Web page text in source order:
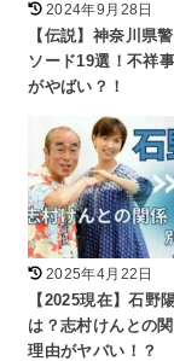
2024年9月28日
【伝説】神奈川県
ソード19選！不祥
がやばい？！
2025年4月22日
【2025現在】石野
は？志村けんとの
理由がヤバい！？